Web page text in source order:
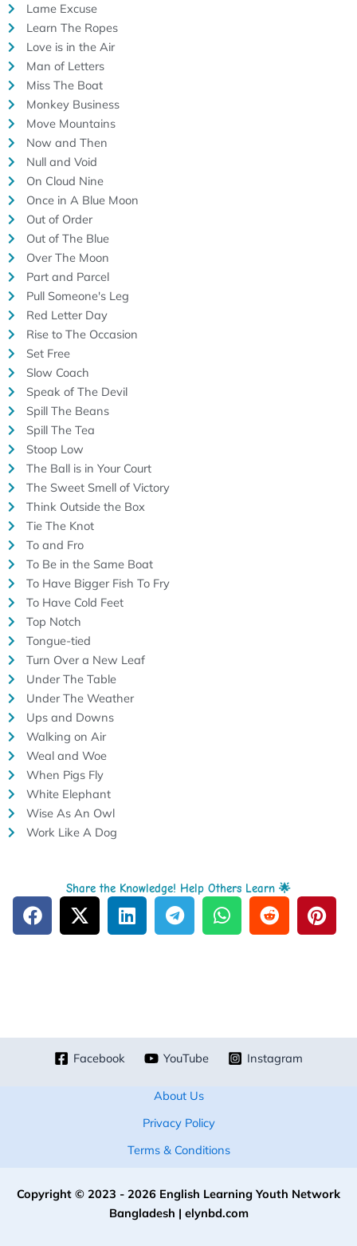
Lame Excuse
Learn The Ropes
Love is in the Air
Man of Letters
Miss The Boat
Monkey Business
Move Mountains
Now and Then
Null and Void
On Cloud Nine
Once in A Blue Moon
Out of Order
Out of The Blue
Over The Moon
Part and Parcel
Pull Someone's Leg
Red Letter Day
Rise to The Occasion
Set Free
Slow Coach
Speak of The Devil
Spill The Beans
Spill The Tea
Stoop Low
The Ball is in Your Court
The Sweet Smell of Victory
Think Outside the Box
Tie The Knot
To and Fro
To Be in the Same Boat
To Have Bigger Fish To Fry
To Have Cold Feet
Top Notch
Tongue-tied
Turn Over a New Leaf
Under The Table
Under The Weather
Ups and Downs
Walking on Air
Weal and Woe
When Pigs Fly
White Elephant
Wise As An Owl
Work Like A Dog
Share the Knowledge! Help Others Learn 🌟
Facebook YouTube Instagram
About Us
Privacy Policy
Terms & Conditions
Copyright © 2023 - 2026 English Learning Youth Network
Bangladesh | elynbd.com